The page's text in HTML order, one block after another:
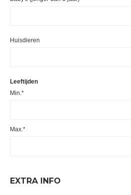
Huisdieren
Leeftijden
Min.*
Max.*
EXTRA INFO